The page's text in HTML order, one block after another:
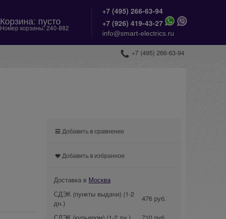
Корзина: пусто
Номер корзины: 240-882
+7 (495) 266-63-94
+7 (926) 419-43-27
info@smart-electrics.ru
+7 (495) 266-63-94
Добавить в сравнение
Добавить в избранное
Доставка в Москва
СДЭК (пункты выдачи) (1-2
дн.)
476 руб.